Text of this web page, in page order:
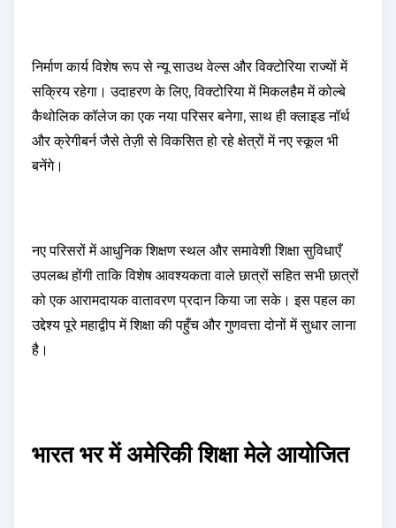
निर्माण कार्य विशेष रूप से न्यू साउथ वेल्स और विक्टोरिया राज्यों में
सक्रिय रहेगा। उदाहरण के लिए, विक्टोरिया में मिकलहैम में कोल्बे
कैथोलिक कॉलेज का एक नया परिसर बनेगा, साथ ही क्लाइड नॉर्थ
और क्रेगीबर्न जैसे तेज़ी से विकसित हो रहे क्षेत्रों में नए स्कूल भी
बनेंगे।
नए परिसरों में आधुनिक शिक्षण स्थल और समावेशी शिक्षा सुविधाएँ
उपलब्ध होंगी ताकि विशेष आवश्यकता वाले छात्रों सहित सभी छात्रों
को एक आरामदायक वातावरण प्रदान किया जा सके। इस पहल का
उद्देश्य पूरे महाद्वीप में शिक्षा की पहुँच और गुणवत्ता दोनों में सुधार लाना
है।
भारत भर में अमेरिकी शिक्षा मेले आयोजित